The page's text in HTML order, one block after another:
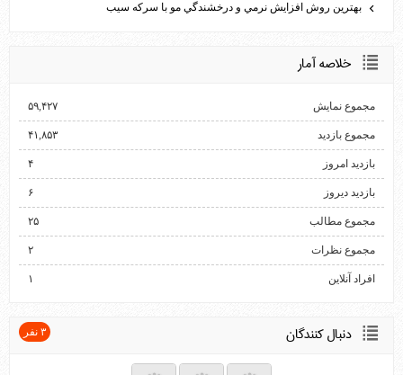
بهترين روش افزايش نرمي و درخشندگي مو با سركه سيب
خلاصه آمار
مجموع نمایش‌ ۵۹,۴۲۷
مجموع بازدید ۴۱,۸۵۳
بازدید امروز
بازدید دیروز
مجموع مطالب ۲۵
مجموع نظرات
افراد آنلاین
دنبال كنندگان ۳ نفر